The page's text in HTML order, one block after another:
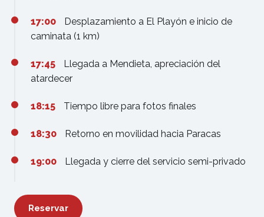
17:00
Desplazamiento a El Playón e inicio de
caminata (1 km)
17:45
Llegada a Mendieta, apreciación del
atardecer
18:15 Tiempo libre para fotos finales
18:30 Retorno en movilidad hacia Paracas
19:00 Llegada y cierre del servicio semi-privado
Reservar